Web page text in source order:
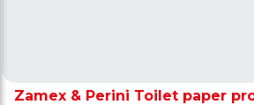
Zamex & Perini Toilet paper